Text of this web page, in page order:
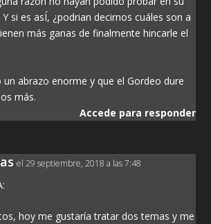
si es asÍ, ¿podrian decirnos cuáles son a
más ganas de finalmente hincarle el
un abrazo enorme y que el Gordeo dure
más.
Accede para responder
el 29 septiembre, 2018 a las 7:48
hoy me gustaría tratar dos temas y me